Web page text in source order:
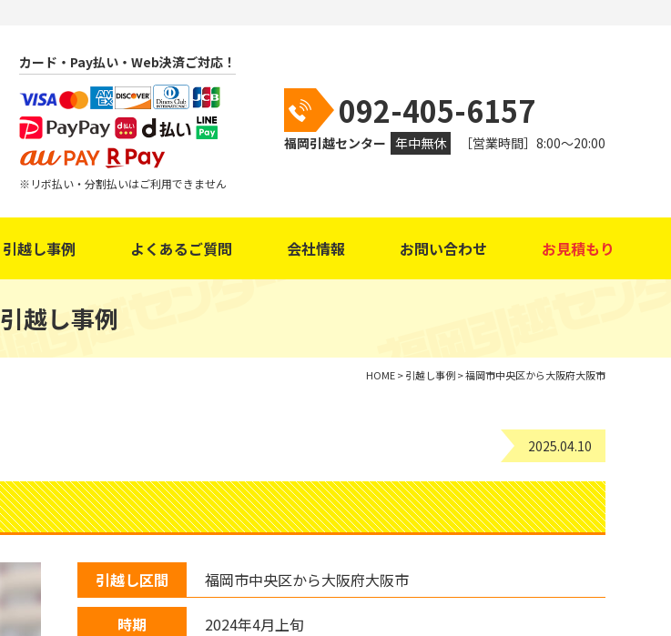
カード・Pay払い・Web決済ご対応！
リボ払い・分割払いはご利用できません
092-405-6157
福岡引越センター 年中無休 ［営業時間］8:00～20:00
引越し事例 よくあるご質問 会社情報 お問い合わせ お見積もり
引越し事例
HOME>引越し事例>福岡市中央区から大阪府大阪市
2025.04.10
引越し区間 福岡市中央区から大阪府大阪市
時期 2024年4月上旬